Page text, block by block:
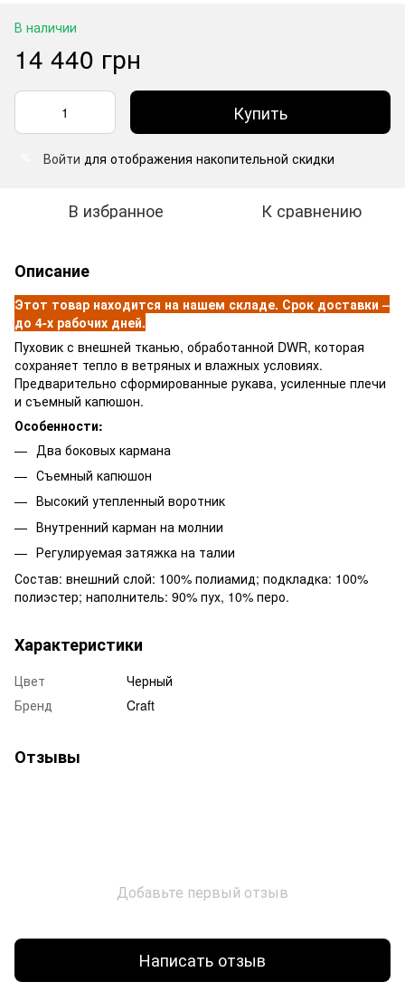
В наличии
14 440 грн
Купить
Войти для отображения накопительной скидки
В избранное К сравнению
Описание
Этот товар находится на нашем складе. Срок доставки –
до 4-х рабочих дней.
Пуховик с внешней тканью, обработанной DWR, которая
сохраняет тепло в ветряных и влажных условиях.
Предварительно сформированные рукава, усиленные плечи
и съемный капюшон.
Особенности:
Два боковых кармана
Съемный капюшон
Высокий утепленный воротник
Внутренний карман на молнии
Регулируемая затяжка на талии
Состав: внешний слой: 100% полиамид; подкладка: 100%
полиэстер; наполнитель: 90% пух, 10% перо.
Характеристики
Цвет
Черный
Бренд
Craft
Отзывы
Добавьте первый отзыв
Написать отзыв